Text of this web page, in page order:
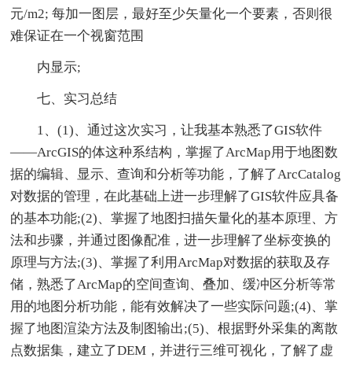
元/m2; 每加一图层，最好至少矢量化一个要素，否则很
难保证在一个视窗范围
内显示;
七、实习总结
1、(1)、通过这次实习，让我基本熟悉了GIS软件
——ArcGIS的体这种系结构，掌握了ArcMap用于地图数
据的编辑、显示、查询和分析等功能，了解了ArcCatalog
对数据的管理，在此基础上进一步理解了GIS软件应具备
的基本功能;(2)、掌握了地图扫描矢量化的基本原理、方
法和步骤，并通过图像配准，进一步理解了坐标变换的
原理与方法;(3)、掌握了利用ArcMap对数据的获取及存
储，熟悉了ArcMap的空间查询、叠加、缓冲区分析等常
用的地图分析功能，能有效解决了一些实际问题;(4)、掌
握了地图渲染方法及制图输出;(5)、根据野外采集的离散
点数据集，建立了DEM，并进行三维可视化，了解了虚